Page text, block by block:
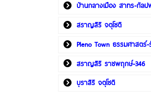
บ้านกลางเมือง สาทร-กัล
สราญสิริ จตุโชติ
Pleno Town ธรรมศาสตร์
สราญสิริ ราชพฤกษ์-346
บุราสิริ จตุโชติ